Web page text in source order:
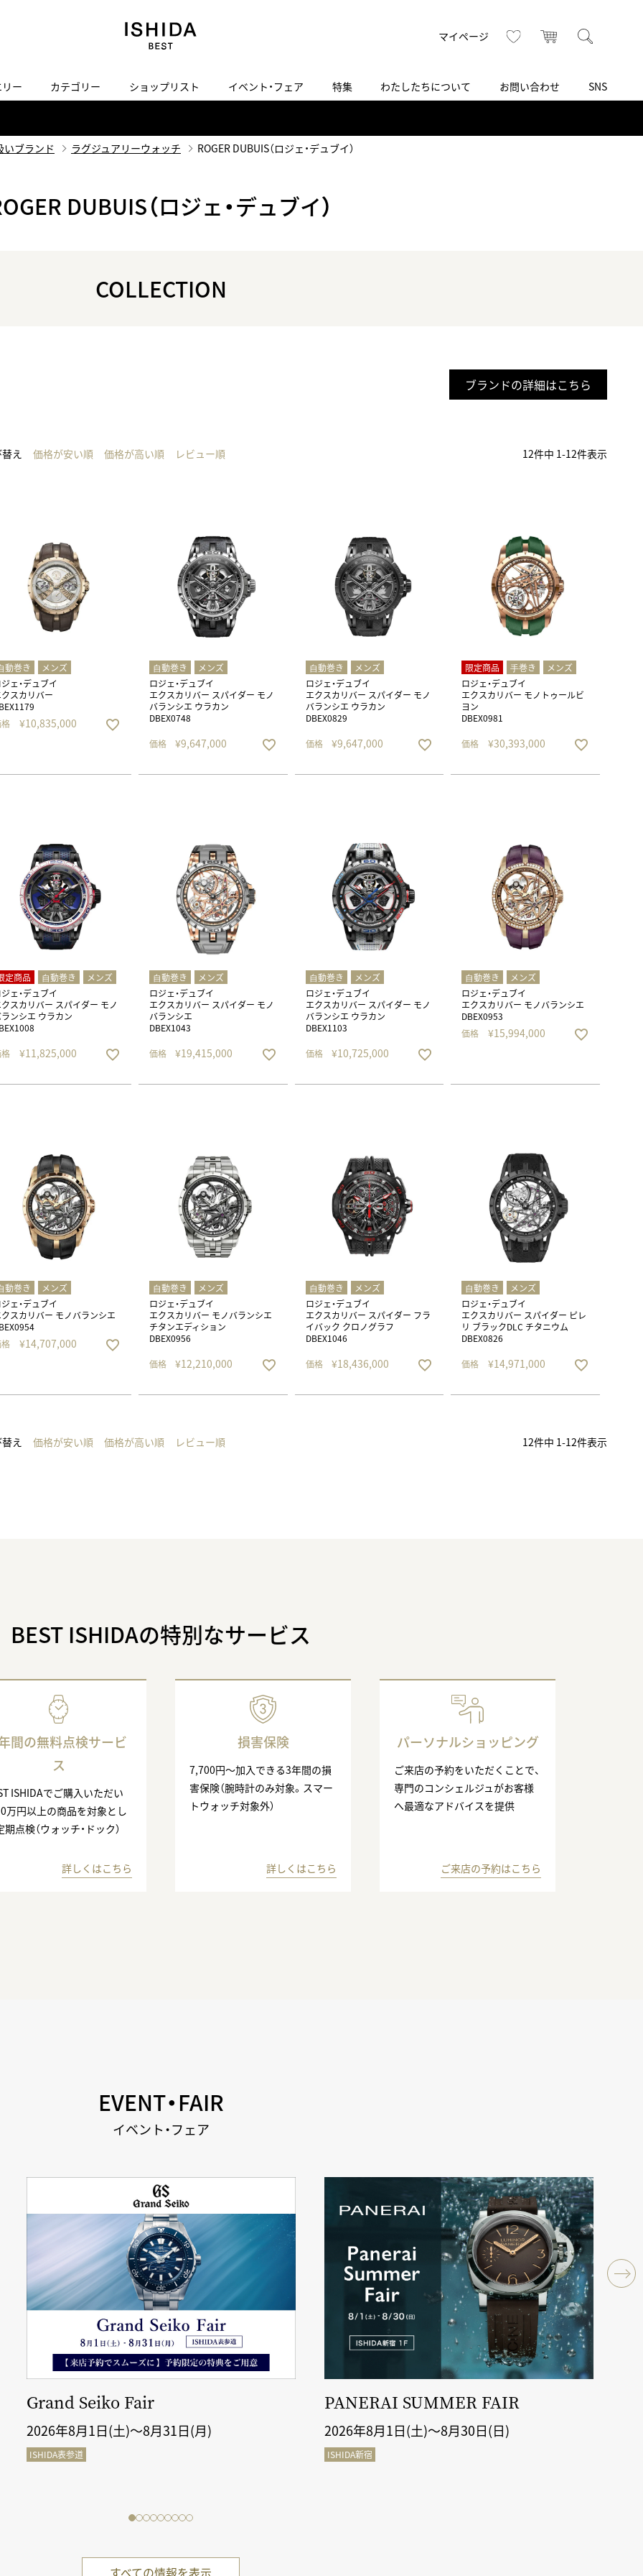
マイページ お気に入りカート
買取り・下取り・委託サービスについて
検索
ヴィンテージブランド一覧はこちら
ー カテゴリー
ヴィンテージブランド
ISHIDA SPECIAL EDITION
ISHIDA いいモノ Selection
ショップリスト
ISHIDA表参道 ISHIDA N43°（札幌）
Luxury Time Lounge
イベント・フェア 特集 わたしたちについて
採用情報
お問い合わせ SNS
BLOG INSTAGRAM
いブランド ラグジュアリーウォッチ ROGER DUBUIS（ロジェ・デュブイ）
DUBUIS（ロジェ・デュブイ）
COLLECTION
ブランドの詳細はこちら
え 価格が安い順 価格が高い順 レビュー順 12件中 1-12件表示
動巻き
メンズ
ェ・デュブイ
スカリバー
¥10,835,000
⾃動巻き
メンズ
ロジェ・デュブイ
エクスカリバー スパイダー モノ
バランシエ ウラカン
DBEX0748
価格
¥9,647,000
⾃動巻き
メンズ
ロジェ・デュブイ
エクスカリバー スパイダー モノ
バランシエ ウラカン
DBEX0829
価格
¥9,647,000
限定商品 ⼿巻き
メンズ
ロジェ・デュブイ
エクスカリバー モノトゥールビ
ヨン
DBEX0981
価格
¥30,393,000
定商品 ⾃動巻き
メンズ
ェ・デュブイ
スカリバー スパイダー モノ
ンシエ ウラカン
¥11,825,000
⾃動巻き
メンズ
ロジェ・デュブイ
エクスカリバー スパイダー モノ
バランシエ
DBEX1043
価格
¥19,415,000
⾃動巻き
メンズ
ロジェ・デュブイ
エクスカリバー スパイダー モノ
バランシエ ウラカン
DBEX1103
価格
¥10,725,000
⾃動巻き
メンズ
ロジェ・デュブイ
エクスカリバー モノバランシエ
DBEX0953
価格
¥15,994,000
動巻き
メンズ
ェ・デュブイ
スカリバー モノバランシエ
¥14,707,000
⾃動巻き
メンズ
ロジェ・デュブイ
エクスカリバー モノバランシエ
チタンエディション
DBEX0956
価格
¥12,210,000
⾃動巻き
メンズ
ロジェ・デュブイ
エクスカリバー スパイダー フラ
イバック クロノグラフ
DBEX1046
価格
¥18,436,000
⾃動巻き
メンズ
ロジェ・デュブイ
エクスカリバー スパイダー ピレ
リ ブラックDLC チタニウム
DBEX0826
価格
¥14,971,000
え 価格が安い順 価格が高い順 レビュー順 12件中 1-12件表示
BEST ISHIDAの特別なサービス
間の無料点検サービ
ス
ISHIDAでご購入いただい
万円以上の商品を対象とし
期点検（ウォッチ・ドック）
詳しくはこちら
損害保険
7,700円〜加入できる3年間の損
害保険（腕時計のみ対象。スマー
トウォッチ対象外）
詳しくはこちら
パーソナルショッピング
ご来店の予約をいただくことで、
専門のコンシェルジュがお客様
へ最適なアドバイスを提供
ご来店の予約はこちら
EVENT・FAIR
イベント・フェア
Grand Seiko Fair
2026年8月1日(土)～8月31日(月)
ISHIDA表参道
PANERAI SUMMER FAIR
2026年8月1日(土)～8月30日(日)
ISHIDA新宿
へ